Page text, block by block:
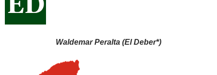
Waldemar Peralta (El Deber*)